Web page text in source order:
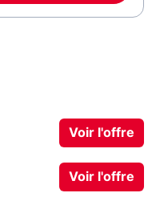
Voir l'offre
Voir l'offre